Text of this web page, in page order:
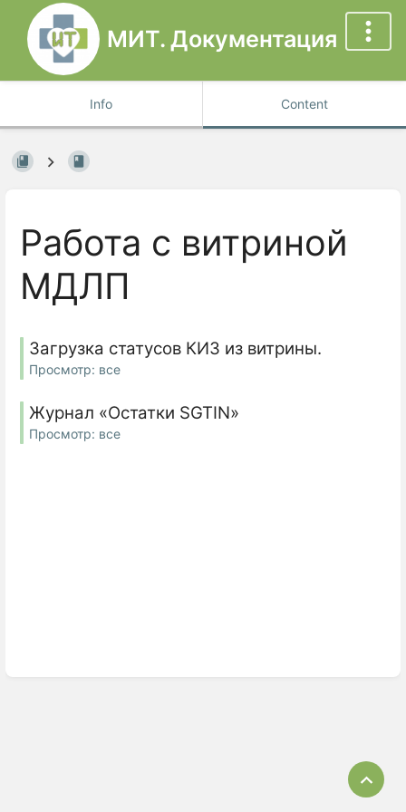
МИТ. Документация
Info Content
Работа с витриной
МДЛП
Загрузка статусов КИЗ из витрины.
Просмотр: все
Журнал «Остатки SGTIN»
Просмотр: все